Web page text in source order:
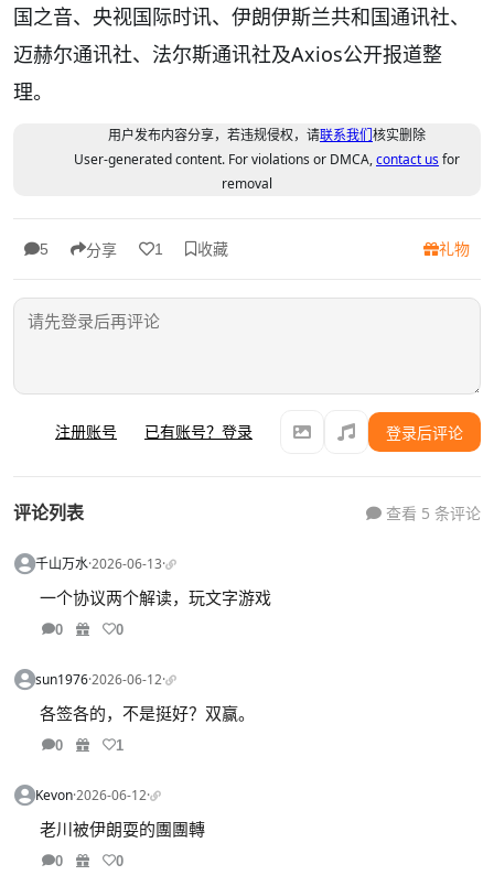
国之音、央视国际时讯、伊朗伊斯兰共和国通讯社、
迈赫尔通讯社、法尔斯通讯社及Axios公开报道整
理。
用户发布内容分享，若违规侵权，请联系我们核实删除
User-generated content. For violations or DMCA,contact usfor
removal
5 分享 1 收藏 礼物
注册账号 已有账号？登录 登录后评论
评论列表 查看 5 条评论
千山万水·2026-06-13·
一个协议两个解读，玩文字游戏
0 0
sun1976·2026-06-12·
各签各的，不是挺好？双赢。
0 1
Kevon·2026-06-12·
老川被伊朗耍的團團轉
0 0